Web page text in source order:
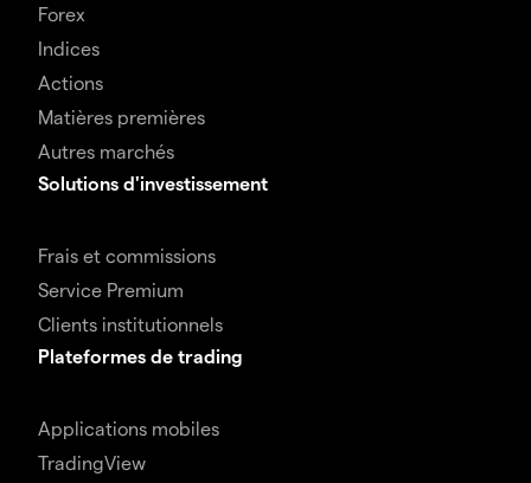
Forex
Indices
Actions
Matières premières
Autres marchés
Solutions d'investissement
Frais et commissions
Service Premium
Clients institutionnels
Plateformes de trading
Applications mobiles
TradingView